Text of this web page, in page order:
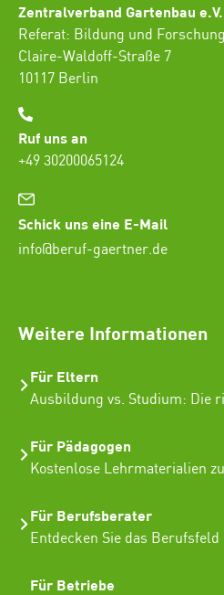
Zentralverband Gartenbau e.V.
Referat: Bildung und Forschung
Claire-Waldoff-Straße 7
10117 Berlin
Ruf uns an
+49 30200065124
Schick uns eine E-Mail
info@beruf-gaertner.de
Weitere Informationen
Für Eltern
Ausbildung vs. Studium: Die
Für Pädagogen
Kostenlose Lehrmaterialien
Für Berufsberater
Entdecken Sie das Berufsfeld
Für Betriebe